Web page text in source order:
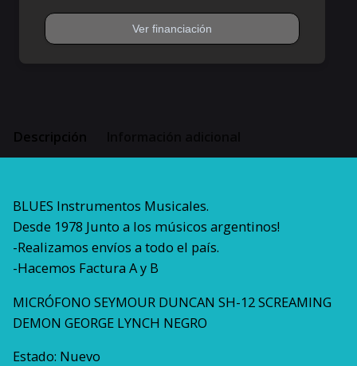
Screamin
cantidad
Descripción
BLUES Instrumentos Musicales.
Desde 1978 Junto a los músicos argentinos!
-Realizamos envíos a todo el país.
-Hacemos Factura A y B
MICRÓFONO SEYMOUR DUNCAN SH-12 SCREAMING
DEMON GEORGE LYNCH NEGRO
Estado: Nuevo